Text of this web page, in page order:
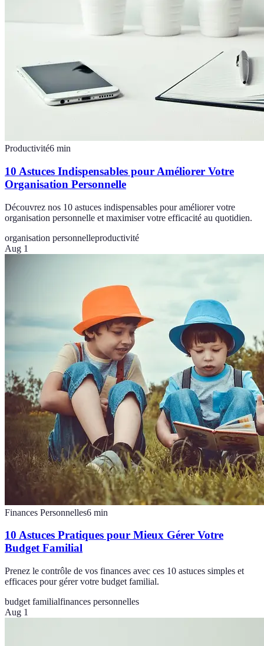
Productivité6 min
10 Astuces Indispensables pour Améliorer Votre
Organisation Personnelle
Découvrez nos 10 astuces indispensables pour améliorer votre
organisation personnelle et maximiser votre efficacité au quotidien.
organisation personnelleproductivité
Aug 1
Finances Personnelles6 min
10 Astuces Pratiques pour Mieux Gérer Votre
Budget Familial
Prenez le contrôle de vos finances avec ces 10 astuces simples et
efficaces pour gérer votre budget familial.
budget familialfinances personnelles
Aug 1